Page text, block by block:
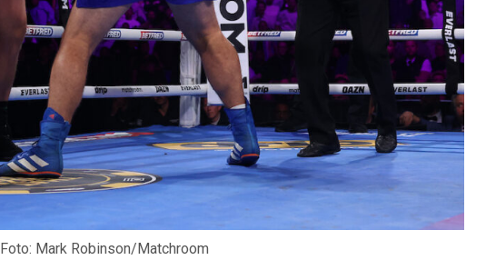
Foto: Mark Robinson/Matchroom